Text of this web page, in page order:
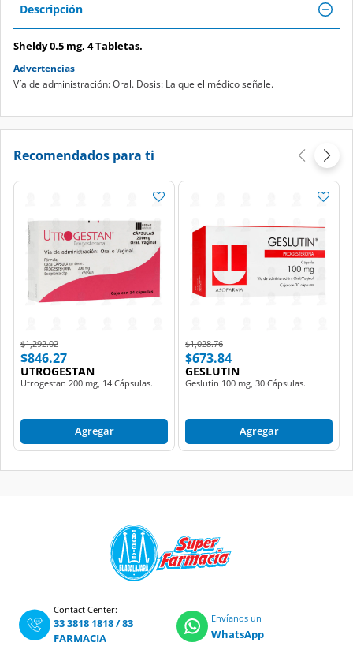
Descripción
Sheldy 0.5 mg, 4 Tabletas.
Advertencias
Vía de administración: Oral. Dosis: La que el médico señale.
Recomendados para ti
Price reduced from
$1,292.02to
$846.27
UTROGESTAN
Utrogestan 200 mg, 14 Cápsulas.
Agregar
Price reduced from
$1,028.76to
$673.84
GESLUTIN
Geslutin 100 mg, 30 Cápsulas.
Agregar
Contact Center:
33 3818 1818/83
FARMACIA
Envíanos un
WhatsApp